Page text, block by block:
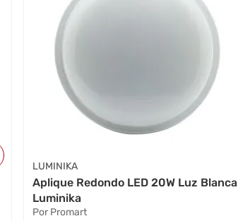
LUMINIKA
Aplique Redondo LED 20W Luz Blanca
Luminika
Por Promart